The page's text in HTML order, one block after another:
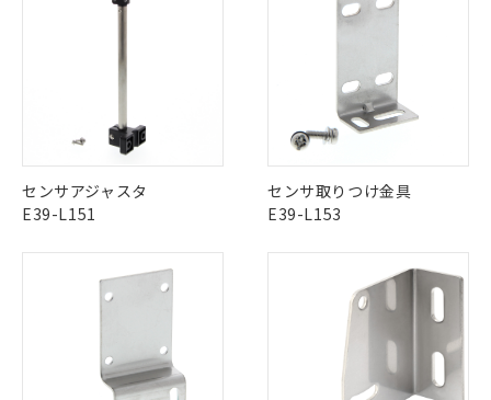
センサアジャスタ
E39-L151
センサ取りつけ金具
E39-L153
(税抜)を提供させていただくもので
当社制御機器事業取扱商品の中には、
本サービスの対象外となる商品もある
在庫状況および標準価格照会結果は、
記載している更新日時点での社内デー
タに基づき作成されるものであり、閲
覧された時点での実際の在庫および標
了承ください。
正式な納期状況および標準価格はお客
様のお取引先、またはお客様担当のオ
ムロン制御機器販売店・当社販売員に
ご相談ください。
オムロン制御機器販売店や当社販売拠
点は「販売ネットワーク
」をご確認
商品です。
害物質有無と関係のない商品です。
仕入先様の事情により、非含有部品として
いたものが、含有品と判明した場合などや
むを得ず変更することがあります。
鉛(Pb) 1000ppm以下、 水銀(Hg) 1000ppm以下、 カド
ミウム(Cd) 100ppm以下、
六価クロム(Cr(Ⅵ)) 1000ppm以下、ポリ臭化ビフェニル
(PBDE) 1000ppm以下、フタル酸ビス(2-エチルヘキシ
ル) (DEHP)(別名：DOP) 1000ppm以下、フタル酸ブチ
ルベンジル（BBP） 1000ppm以下、フタル酸ジブチル
（DBP） 1000ppm以下、フタル酸ジイソブチル
但し、RoHS指令で産業用監視および制御機器に対する
適用除外項目は除く。
フタル酸エステル類の４物質については閾値を超える意
図的な使用がないことを確認しています。
基準値以下であることを示します。
「×」：最大均質材料含有率が中国RoHSの
基準値を超えていることを示します。
「－」：未確認です。当社販売部門へお問
い合わせください。
*中国RoHS10物質の基準値 (GB/T26572)：
Pb(鉛) :1000ppm、 Hg(水銀) : 1000ppm、 Cd(カドミウ
ル類) : 1000ppm、
DBP(フタル酸ジブチル) : 1000ppm、 DIBP(フタル酸ジ
イソブチル) : 1000ppm、 BBP(フタル酸ブチルベンジ
DEHP(フタル酸ビス(2-エチルヘキシル)) : 1000ppm
当社は、これら貴社製品のうち、外国
為替および外国貿易法に定める商品
（以下｢規制貨物等」という）を輸出
または国外への提供する場合は、日本
国政府の輸出許可(または役務取引許
可)を取得するなどの必要な手続きを
とります。
当社は規制貨物を破棄する場合は、完
全に破砕するなど、違法に輸出されな
いよう必要な手段を講じます。
当社は貴社製品を、核兵器、ミサイ
ル、化学兵器、生物兵器またはその他
武器並びにこれらの製造装置等に一切
記
一定数には満たないが在庫あり
－
在庫なし(最新の在庫状況につ
いては、お客様のお取引先、ま